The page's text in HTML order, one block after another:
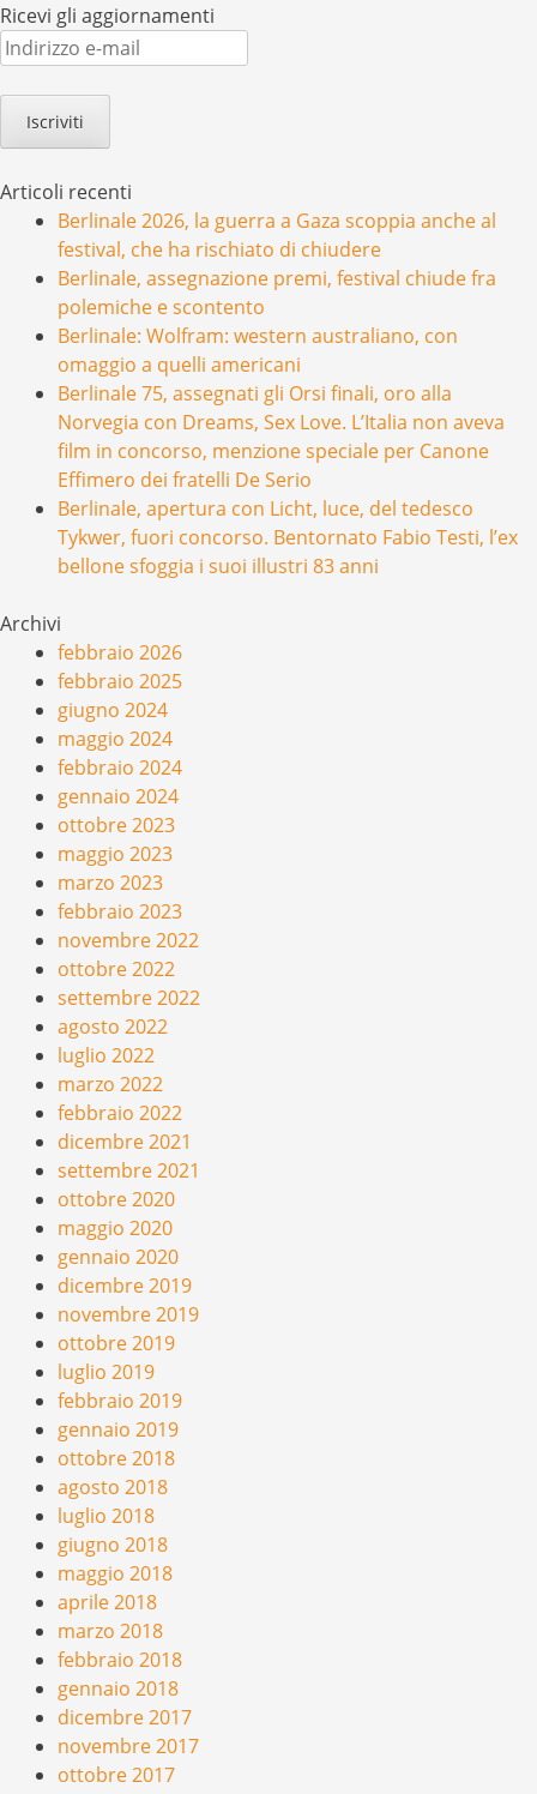
Ricevi gli aggiornamenti
Indirizzo
e-
mail
Articoli recenti
Berlinale 2026, la guerra a Gaza scoppia anche al
festival, che ha rischiato di chiudere
Berlinale, assegnazione premi, festival chiude fra
polemiche e scontento
Berlinale: Wolfram: western australiano, con
omaggio a quelli americani
Berlinale 75, assegnati gli Orsi finali, oro alla
Norvegia con Dreams, Sex Love. L’Italia non aveva
film in concorso, menzione speciale per Canone
Effimero dei fratelli De Serio
Berlinale, apertura con Licht, luce, del tedesco
Tykwer, fuori concorso. Bentornato Fabio Testi, l’ex
bellone sfoggia i suoi illustri 83 anni
Archivi
febbraio 2026
febbraio 2025
giugno 2024
maggio 2024
febbraio 2024
gennaio 2024
ottobre 2023
maggio 2023
marzo 2023
febbraio 2023
novembre 2022
ottobre 2022
settembre 2022
agosto 2022
luglio 2022
marzo 2022
febbraio 2022
dicembre 2021
settembre 2021
ottobre 2020
maggio 2020
gennaio 2020
dicembre 2019
novembre 2019
ottobre 2019
luglio 2019
febbraio 2019
gennaio 2019
ottobre 2018
agosto 2018
luglio 2018
giugno 2018
maggio 2018
aprile 2018
marzo 2018
febbraio 2018
gennaio 2018
dicembre 2017
novembre 2017
ottobre 2017